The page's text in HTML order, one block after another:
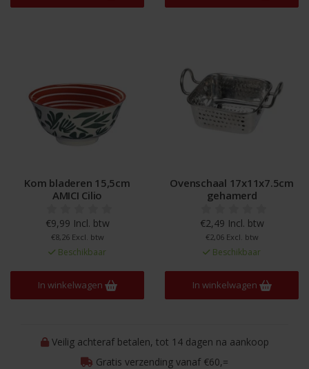
Kom bladeren 15,5cm
AMICI Cilio
€9,99 Incl. btw
€8,26 Excl. btw
Beschikbaar
In winkelwagen
Ovenschaal 17x11x7.5cm
gehamerd
€2,49 Incl. btw
€2,06 Excl. btw
Beschikbaar
In winkelwagen
Veilig achteraf betalen, tot 14 dagen na aankoop
Gratis verzending vanaf €60,=